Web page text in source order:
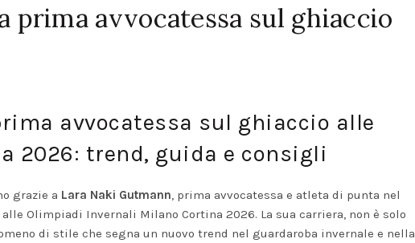
prima avvocatessa sul ghiaccio
avvocatessa sul ghiaccio alle
2026: trend, guida e consigli
grazie a Lara Naki Gutmann , prima avvocatessa e atleta di punta nel
Olimpiadi Invernali Milano Cortina 2026. La sua carriera, non è solo
di stile che segna un nuovo trend nel guardaroba invernale e nella